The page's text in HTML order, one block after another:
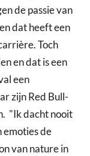
de passie van
dat heeft een
Toch
en dat is een
een
zijn Red Bull-
"Ik dacht nooit
emoties de
van nature in